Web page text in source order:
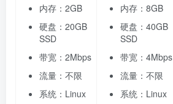
内存：2GB
硬盘：20GB
SSD
带宽：2Mbps
流量：不限
系统：Linux
内存：8GB
硬盘：40GB
SSD
带宽：4Mbps
流量：不限
系统：Linux